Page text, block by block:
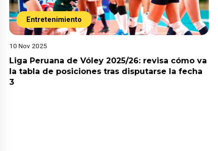
Entretenimiento
10 Nov 2025
Liga Peruana de Vóley 2025/26: revisa cómo va
la tabla de posiciones tras disputarse la fecha
3